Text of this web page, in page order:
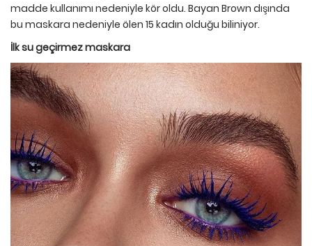
madde kullanımı nedeniyle kör oldu. Bayan Brown dışında
bu maskara nedeniyle ölen 15 kadın olduğu biliniyor.
İlk su geçirmez maskara